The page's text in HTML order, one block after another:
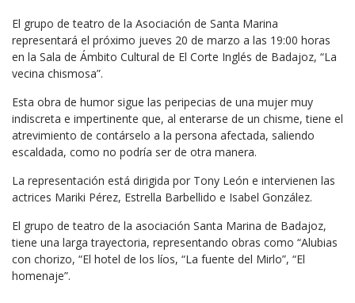
El grupo de teatro de la Asociación de Santa Marina
representará el próximo jueves 20 de marzo a las 19:00 horas
en la Sala de Ámbito Cultural de El Corte Inglés de Badajoz, “La
vecina chismosa”.
Esta obra de humor sigue las peripecias de una mujer muy
indiscreta e impertinente que, al enterarse de un chisme, tiene el
atrevimiento de contárselo a la persona afectada, saliendo
escaldada, como no podría ser de otra manera.
La representación está dirigida por Tony León e intervienen las
actrices Mariki Pérez, Estrella Barbellido e Isabel González.
El grupo de teatro de la asociación Santa Marina de Badajoz,
tiene una larga trayectoria, representando obras como “Alubias
con chorizo, “El hotel de los líos, “La fuente del Mirlo”, “El
homenaje”.